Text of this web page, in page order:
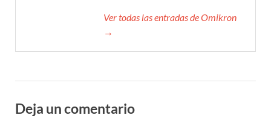
Ver todas las entradas de Omikron
→
Deja un comentario